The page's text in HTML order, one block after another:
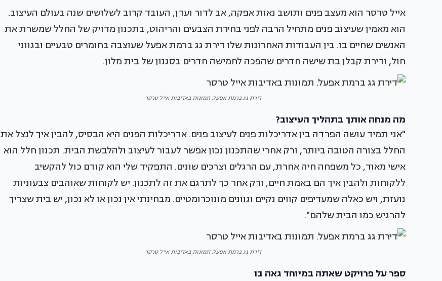
אייל טרסר הוא מעצב פנים ותושב נאות אפקה, אב לדור ועדן, העובד קרוב לשלושים שנה בעולם העיצוב.
הוא מאמין שעיצוב פנים מתחיל הרבה לפני בחירת הצבעים והריהוט, בתכנון מדויק של החלל שמשרת את
האנשים שחיים בו. בין העבודות האחרונות שלו דירת גג ברמת אפעל שעוצבה בחומרים טבעיים ובגווני
חול, ודירת קבלן בת שישה חדרים שהפכה לחמישה חדרים בסגנון של בית מלון.
דירת גג ברמת אפעל. תמונות באדיבות אייל טרסר
מה מנחה אותך בתהליך העיצוב?
"אני תמיד עושה הפרדה בין אדריכלות פנים לעיצוב פנים. אדריכלות הפנים היא הבסיס, להבין איך לנצל את
החלל בצורה הטובה ביותר, ורק אחרי שהתכנון נכון אפשר לעבור לעיצוב ולהלבשת הבית. תכנון חלל הוא
אישי מאוד, כל משפחה חיה אחרת, עם הרגלים וצרכים שונים. התפקיד שלי הוא קודם כול להקשיב
ללקוחות ולהבין איך הם באמת חיים, ורק אחר כך לתרגם את זה לתכנון. יש לקוחות שאוהבים צבעוניות
נועזת, ויש כאלה שמעדיפים קווים נקיים וגוונים מונוכרומטיים. מבחינתי אין נכון או לא נכון, יש בית שצריך
להרגיש כמו הבית שלהם".
דירת גג ברמת אפעל. תמונות באדיבות אייל טרסר
ספר על פרויקט שאתה במיוחד גאה בו